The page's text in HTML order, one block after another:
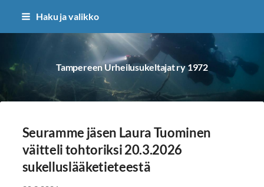
Siirry
Haku ja valikko
Tampereen Urheilusukeltajat ry 1972
Seuramme jäsen Laura Tuominen
väitteli tohtoriksi 20.3.2026
sukelluslääketieteestä